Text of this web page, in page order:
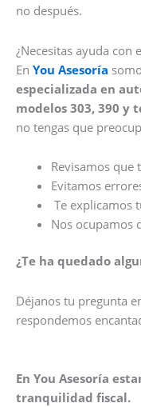
no después.
¿Necesitas ayuda con
En You Asesoría
especializada en
modelos 303, 390 y
no tengas que
Revisamos que
Evitamos
Te explicamos
Nos ocupamos
¿Te ha quedado
Déjanos tu pregunta
respondemos
En You Asesoría
tranquilidad fiscal.